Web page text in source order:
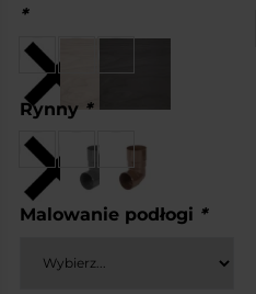
*
Rynny *
Malowanie podłogi *